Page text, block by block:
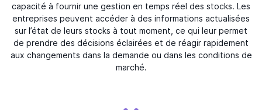
capacité à fournir une gestion en temps réel des stocks. Les
entreprises peuvent accéder à des informations actualisées
sur l’état de leurs stocks à tout moment, ce qui leur permet
de prendre des décisions éclairées et de réagir rapidement
aux changements dans la demande ou dans les conditions de
marché.